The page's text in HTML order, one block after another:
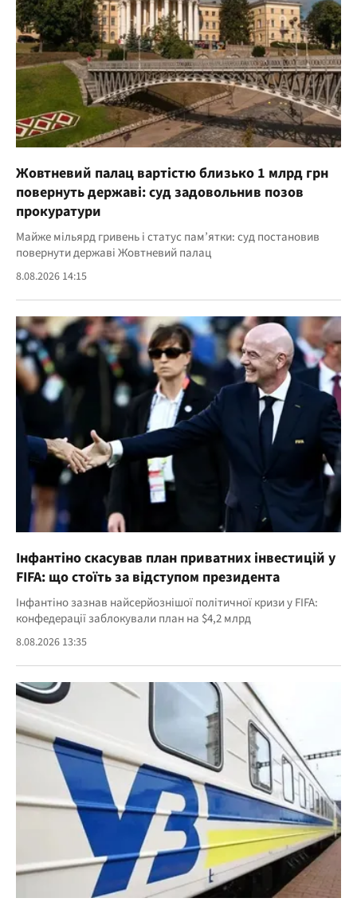
Жовтневий палац вартістю близько 1 млрд грн
повернуть державі: суд задовольнив позов
прокуратури
Майже мільярд гривень і статус пам’ятки: суд постановив
повернути державі Жовтневий палац
8.08.2026 14:15
Інфантіно скасував план приватних інвестицій у
FIFA: що стоїть за відступом президента
Інфантіно зазнав найсерйознішої політичної кризи у FIFA:
конфедерації заблокували план на $4,2 млрд
8.08.2026 13:35